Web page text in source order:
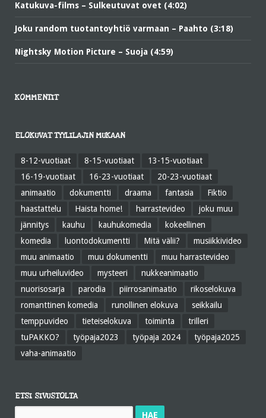
Katukuva-films – Sulkeutuvat ovet (4:02)
Joku random tuotantoyhtiö varmaan – Paahto (3:18)
Nightsky Motion Picture – Suoja (4:59)
KOMMENTIT
ELOKUVAT TYYLILAJIN MUKAAN
8-12-vuotiaat 8-15-vuotiaat
13-15-vuotiaat
16-19-vuotiaat
16-23-vuotiaat
20-23-vuotiaat
animaatio
dokumentti draama fantasia
Fiktio
haastattelu
Haista home! harrastevideo
joku muu
jännitys
kauhu kauhukomedia
kokeellinen
komedia
luontodokumentti Mitä välii?
musiikkivideo
muu animaatio
muu dokumentti
muu harrastevideo
muu urheiluvideo
mysteeri
nukkeanimaatio
nuorisosarja
parodia piirrosanimaatio
rikoselokuva
romanttinen komedia
runollinen elokuva
seikkailu
temppuvideo
tieteiselokuva toiminta
trilleri
tuPAKKO?
työpaja2023 työpaja 2024
työpaja2025
vaha-animaatio
ETSI SIVUSTOLTA